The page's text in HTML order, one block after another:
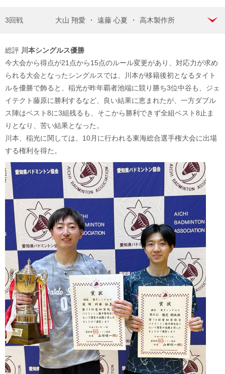
3回戦 大山 翔愛 ・ 遠藤 心夏 ・ 高木製作所
総評 川本シングルス優勝
今大会から得点が21点から15点のルール変更があり、対応力が求め
られる大会となったシングルスでは、川本が移籍後初となるタイト
ルを優勝で飾ると、稲光が昨年覇者池端に競り勝ち3位中谷も、ジェ
イテクト藤原に勝利するなど、良い結果に恵まれたが、一方ダブル
ス陣はベスト8に3組残るも、そこから勝利できず全組ベスト8止ま
りとなり、苦い結果となった。
川本、稲光に関しては、10月に行われる東海総合選手権大会に出場
する権利を得た。